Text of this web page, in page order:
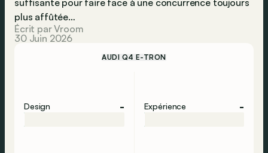
suffisante pour faire face à une concurrence toujours
plus affûtée…
Écrit par Vroom
30 Juin 2026
AUDI Q4 E-TRON
Design - Expérience -